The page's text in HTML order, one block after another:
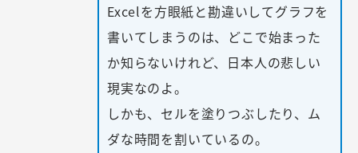
Excelを方眼紙と勘違いしてグラフを
書いてしまうのは、どこで始まった
か知らないけれど、日本人の悲しい
現実なのよ。
しかも、セルを塗りつぶしたり、ム
ダな時間を割いているの。